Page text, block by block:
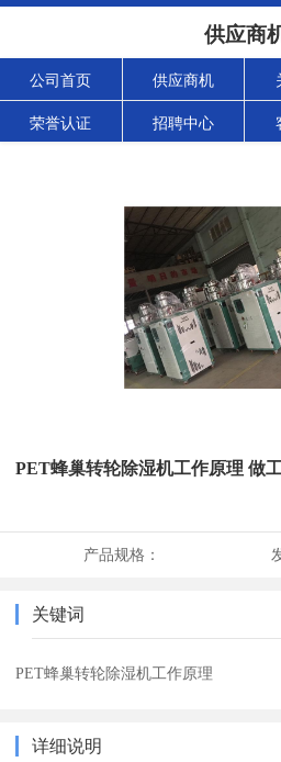
供应商
公司首页 供应商机
荣誉认证 招聘中心
PET蜂巢转轮除湿机工作原理 做
产品规格：
关键词
PET蜂巢转轮除湿机工作原理
详细说明